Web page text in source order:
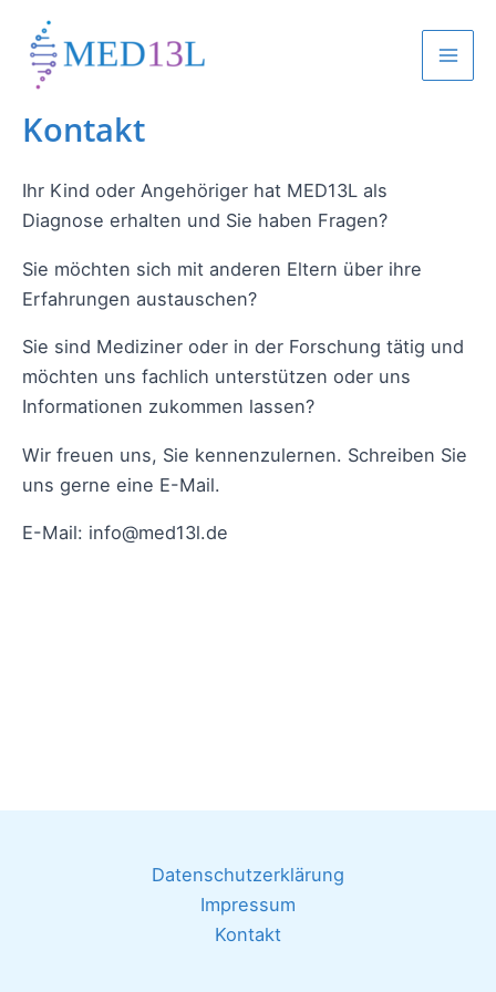
Inhalt
springen
Kontakt
Ihr Kind oder Angehöriger hat MED13L als
Diagnose erhalten und Sie haben Fragen?
Sie möchten sich mit anderen Eltern über ihre
Erfahrungen austauschen?
Sie sind Mediziner oder in der Forschung tätig und
möchten uns fachlich unterstützen oder uns
Informationen zukommen lassen?
Wir freuen uns, Sie kennenzulernen. Schreiben Sie
uns gerne eine E-Mail.
E-Mail: info@med13l.de
Datenschutzerklärung
Impressum
Kontakt